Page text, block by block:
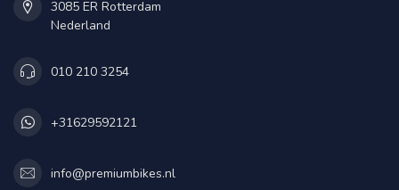
3085 ER Rotterdam
Nederland
010 210 3254
+31629592121
info@premiumbikes.nl